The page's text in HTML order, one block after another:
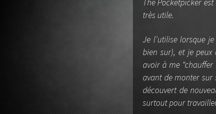
guitare
The Pocketpicker
très utile.
Je l’utilise lorsque
bien sur), et je
avoir à me “chauffer
avant de monter sur
découvert de
surtout pour